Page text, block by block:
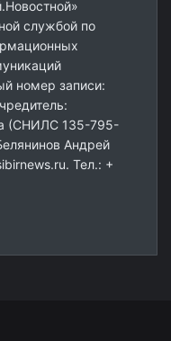
службой по
номер записи:
(СНИЛС 135-795-
Андрей
Тел.: +